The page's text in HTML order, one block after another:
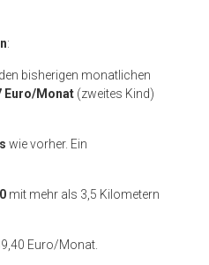
:
bisherigen monatlichen
Euro/Monat (zweites Kind)
wie vorher. Ein
mit mehr als 3,5 Kilometern
Euro/Monat.